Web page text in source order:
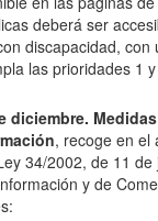
deberá ser
discapacidad,
las prioridades 1
diciembre.
, recoge en el
34/2002, de 11
y de